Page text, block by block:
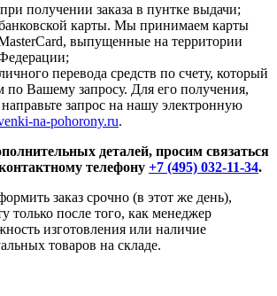
получении заказа в пунтке выдачи;
карты. Мы принимаем карты
выпущенные на территории
перевода средств по счету, который
Вашему запросу. Для его получения,
запрос на нашу электронную
na-pohorony.ru.
деталей, просим связаться
телефону +7 (495) 032-11-34.
заказ срочно (в этот же день),
только после того, как менеджер
изготовления или наличие
товаров на складе.